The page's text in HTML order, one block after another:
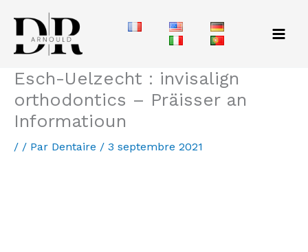
contenu
Esch-Uelzecht : invisalign
orthodontics – Präisser an
Informatioun
/ / Par Dentaire / 3 septembre 2021